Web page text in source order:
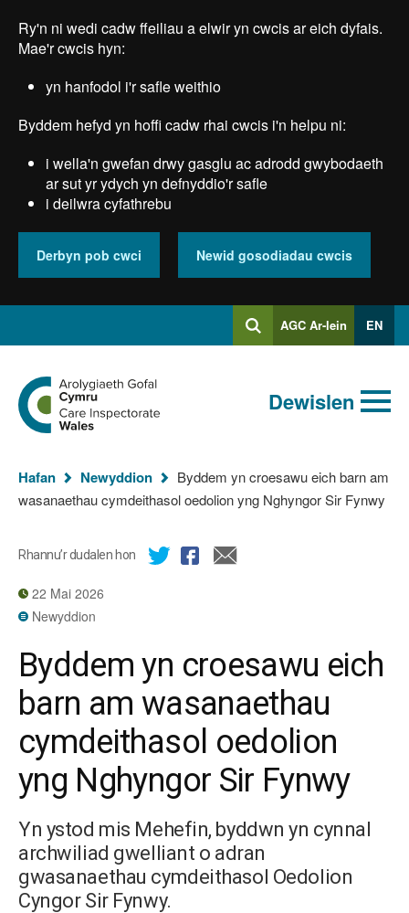
main
Ry'n ni wedi cadw ffeiliau a elwir yn cwcis ar eich dyfais.
Mae'r cwcis hyn:
yn hanfodol i'r safle weithio
Byddem hefyd yn hoffi cadw rhai cwcis i'n helpu ni:
i wella'n gwefan drwy gasglu ac adrodd gwybodaeth
ar sut yr ydych yn defnyddio'r safle
i deilwra cyfathrebu
Derbyn pob cwci Newid gosodiadau cwcis
ChwilioMewngofnodi
i
AGC Ar-lein EN
Chwiliad
allweddeiriau
cyflawn
Chwilio
Ewch
i
hafan
Arolygiaeth
Cymru
Dewislen
Rydych
chi
Hafan Newyddion
Byddem yn croesawu eich barn am
wasanaethau cymdeithasol oedolion yng Nghyngor Sir Fynwy
Rhannu’r dudalen hon
22 Mai 2026
Newyddion
Byddem yn croesawu eich
barn am wasanaethau
cymdeithasol oedolion
yng Nghyngor Sir Fynwy
Yn ystod mis Mehefin, byddwn yn cynnal
archwiliad gwelliant o adran
gwasanaethau cymdeithasol Oedolion
Cyngor Sir Fynwy.